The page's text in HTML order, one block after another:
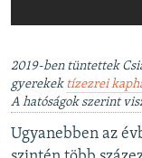
2019-ben tüntettek
gyerekek tízezrei
A hatóságok szerint
Ugyanebben az